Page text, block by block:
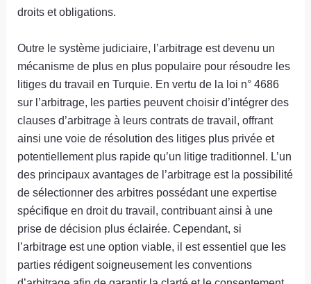
droits et obligations.
Outre le système judiciaire, l’arbitrage est devenu un
mécanisme de plus en plus populaire pour résoudre les
litiges du travail en Turquie. En vertu de la loi n° 4686
sur l’arbitrage, les parties peuvent choisir d’intégrer des
clauses d’arbitrage à leurs contrats de travail, offrant
ainsi une voie de résolution des litiges plus privée et
potentiellement plus rapide qu’un litige traditionnel. L’un
des principaux avantages de l’arbitrage est la possibilité
de sélectionner des arbitres possédant une expertise
spécifique en droit du travail, contribuant ainsi à une
prise de décision plus éclairée. Cependant, si
l’arbitrage est une option viable, il est essentiel que les
parties rédigent soigneusement les conventions